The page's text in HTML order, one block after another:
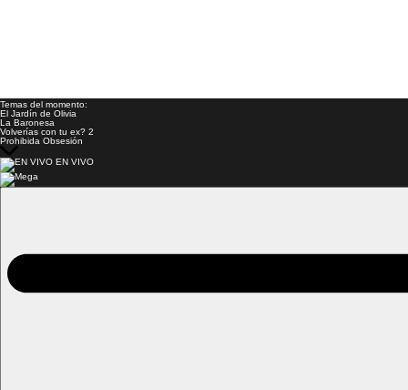
Temas del momento:
El Jardín de Olivia
La Baronesa
Volverías con tu ex? 2
Prohibida Obsesión
EN VIVO